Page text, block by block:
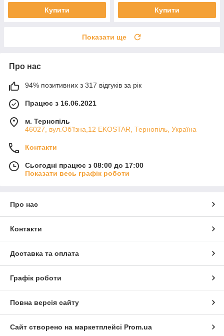
Купити Купити
Показати ще
Про нас
94% позитивних з 317 відгуків за рік
Працює з 16.06.2021
м. Тернопіль
46027, вул.Об'їзна,12 EKOSTAR, Тернопіль, Україна
Контакти
Сьогодні працює з 08:00 до 17:00
Показати весь графік роботи
Про нас
Контакти
Доставка та оплата
Графік роботи
Повна версія сайту
Сайт створено на маркетплейсі Prom.ua